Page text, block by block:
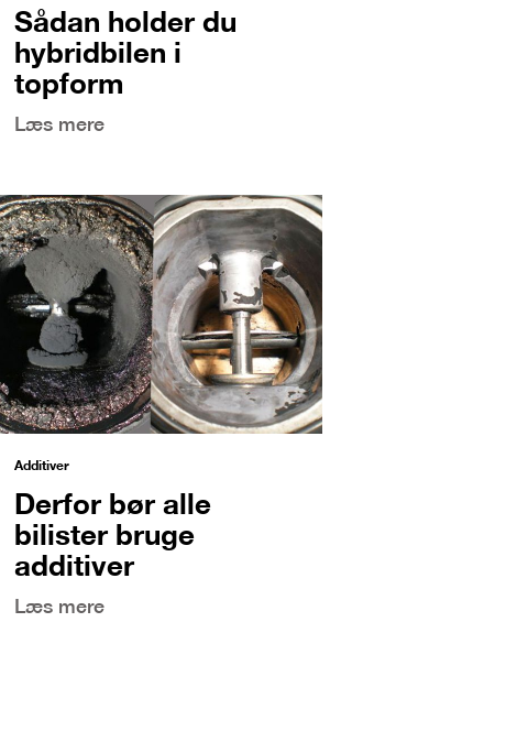
Sådan holder du
hybridbilen i
topform
Læs mere
Additiver
Derfor bør alle
bilister bruge
additiver
Læs mere